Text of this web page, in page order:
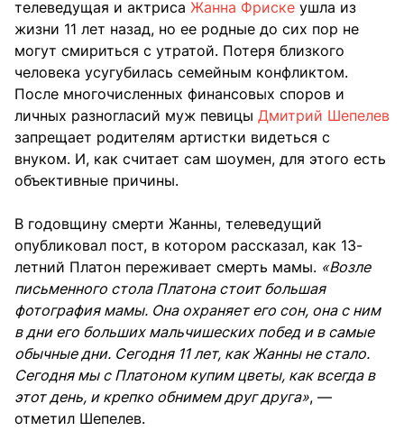
телеведущая и актриса Жанна Фриске ушла из
жизни 11 лет назад, но ее родные до сих пор не
могут смириться с утратой. Потеря близкого
человека усугубилась семейным конфликтом.
После многочисленных финансовых споров и
личных разногласий муж певицы Дмитрий Шепелев
запрещает родителям артистки видеться с
внуком. И, как считает сам шоумен, для этого есть
объективные причины.
В годовщину смерти Жанны, телеведущий
опубликовал пост, в котором рассказал, как 13-
летний Платон переживает смерть мамы. «Возле
письменного стола Платона стоит большая
фотография мамы. Она охраняет его сон, она с ним
в дни его больших мальчишеских побед и в самые
обычные дни. Сегодня 11 лет, как Жанны не стало.
Сегодня мы с Платоном купим цветы, как всегда в
этот день, и крепко обнимем друг друга», —
отметил Шепелев.